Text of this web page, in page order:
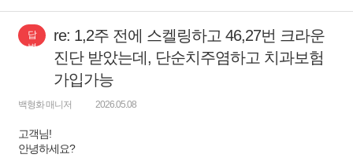
답
변
re: 1,2주 전에 스켈링하고 46,27번 크라운
진단 받았는데, 단순치주염하고 치과보험
가입가능
백형화 매니저 2026.05.08
고객님!
안녕하세요?